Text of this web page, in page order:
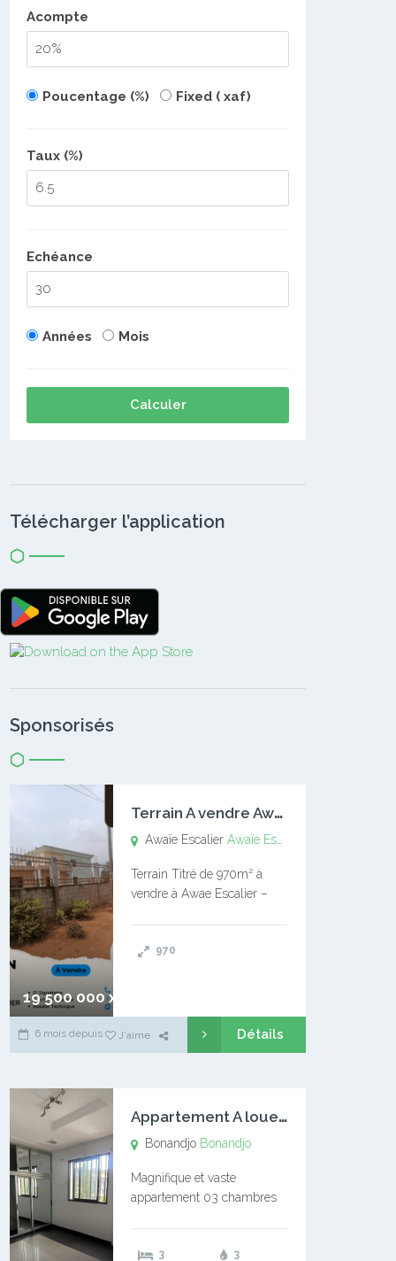
Acompte
Poucentage (%) Fixed ( xaf)
Taux (%)
Echéance
Années Mois
Calculer
Télécharger l’application
Sponsorisés
19 500 000 xaf
T
errain A vendre Awaïe Escalier
Awaïe EscalierAwaïe Escalier
Terrain Titré de 970m² à
vendre à Awae Escalier –
l’Université Catholique –
970
6 mois depuis J'aime Détails
A
ppartement A louer Bonandjo
Bonandjo Bonandjo
Magnifique et vaste
appartement 03 chambres
douches 01 vaste salon 01
3
3